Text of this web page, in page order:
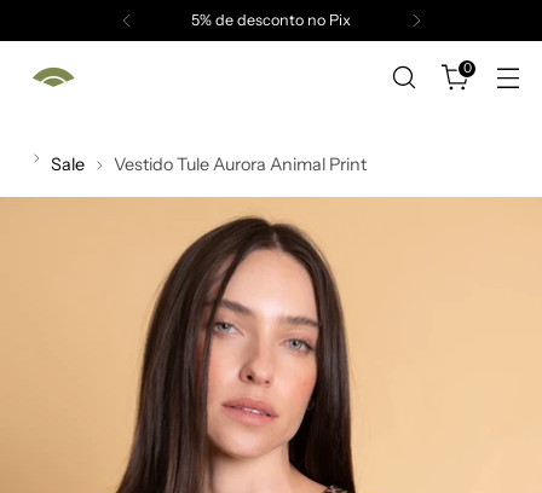
5% de desconto no Pix
0
Sale Vestido Tule Aurora Animal Print